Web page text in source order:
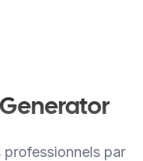
Generator
professionnels par